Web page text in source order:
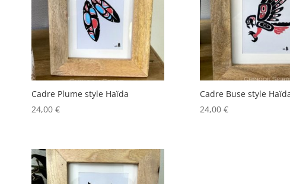
ancien
Cadre Plume style Haïda
24,00 €
Cadre Buse style
24,00 €